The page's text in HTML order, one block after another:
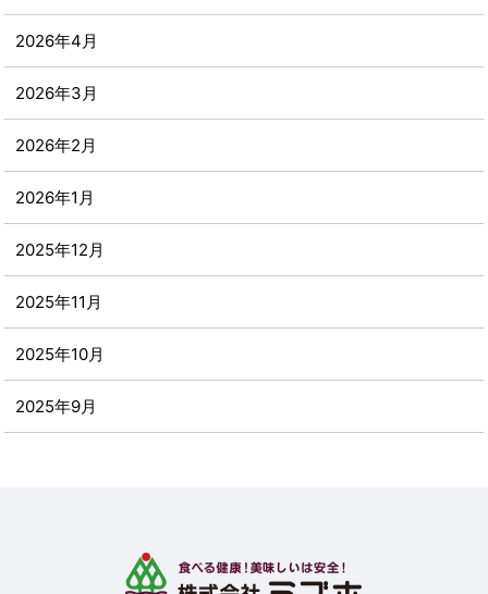
2026年4月
2026年3月
2026年2月
2026年1月
2025年12月
2025年11月
2025年10月
2025年9月